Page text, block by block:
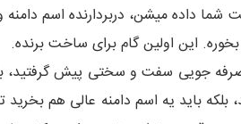
شما داده میشن، دربردارنده اسم
این اولین گام برای ساخت برنده.
جویی سفت و سختی پیش گرفتید، باید
بلکه باید یه اسم دامنه عالی هم